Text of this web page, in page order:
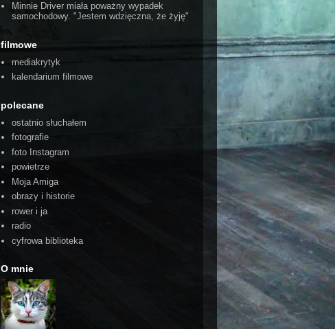
Minnie Driver miała poważny wypadek
samochodowy. "Jestem wdzięczna, że żyję"
filmowe
mediakrytyk
kalendarium filmowe
polecane
ostatnio słuchałem
fotografie
foto Instagram
powietrze
Moja Amiga
obrazy i historie
rower i ja
radio
cyfrowa biblioteka
O mnie